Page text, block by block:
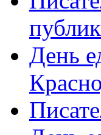
День